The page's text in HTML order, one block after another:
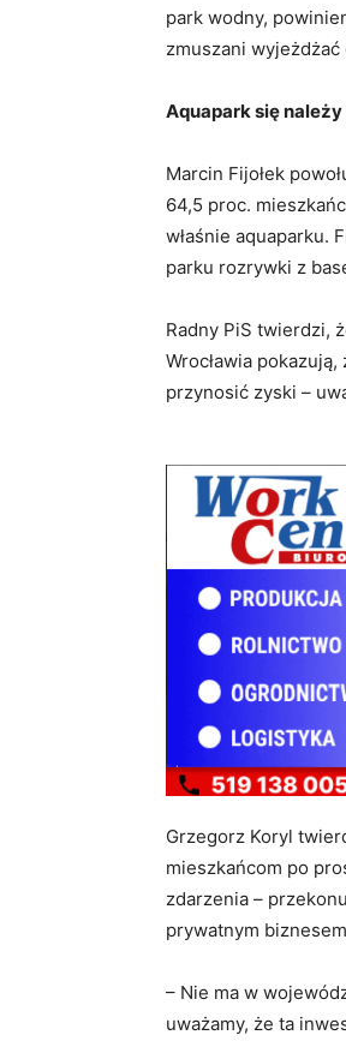
park wodny,
zmuszani wyjeżdżać
Aquapark się należy
Marcin Fijołek
64,5 proc.
właśnie aquaparku.
parku rozrywki z
Radny PiS twierdzi,
Wrocławia
przynosić zyski –
Grzegorz Koryl
mieszkańcom po
zdarzenia –
prywatnym
– Nie ma w
uważamy, że ta